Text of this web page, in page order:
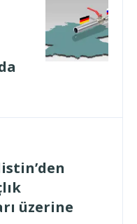
üzerine